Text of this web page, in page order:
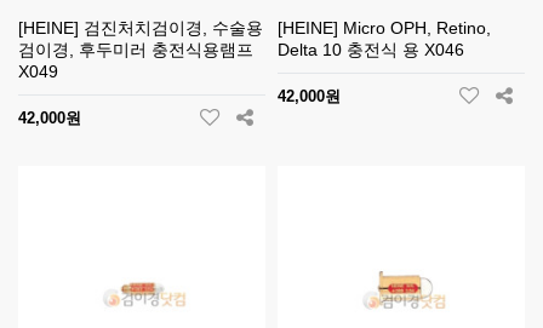
[HEINE] 검진처치검이경, 수술용
검이경, 후두미러 충전식용램프
X049
42,000원
[HEINE] Micro OPH, Retino,
Delta 10 충전식 용 X046
42,000원